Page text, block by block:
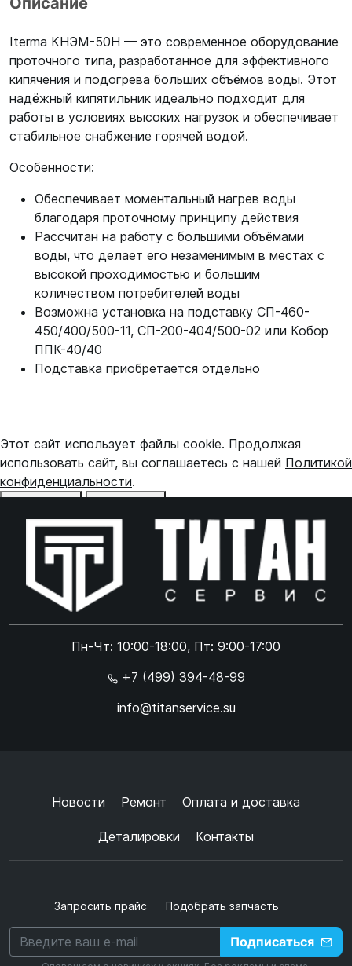
Iterma КНЭМ-50Н — это современное оборудование
проточного типа, разработанное для эффективного
кипячения и подогрева больших объёмов воды. Этот
надёжный кипятильник идеально подходит для
работы в условиях высоких нагрузок и обеспечивает
стабильное снабжение горячей водой.
Особенности:
Обеспечивает моментальный нагрев воды
благодаря проточному принципу действия
Рассчитан на работу с большими объёмами
воды, что делает его незаменимым в местах с
высокой проходимостью и большим
количеством потребителей воды
Возможна установка на подставку СП-460-
450/400/500-11, СП-200-404/500-02 или Кобор
ППК-40/40
Подставка приобретается отдельно
Пн-Чт: 10:00-18:00, Пт: 9:00-17:00
+7 (499) 394-48-99
info@titanservice.su
Новости Ремонт Оплата и доставка
Деталировки Контакты
Запросить прайс Подобрать запчасть
Подписаться
Этот сайт использует файлы cookie. Продолжая
использовать сайт, вы соглашаетесь с нашей Политикой
конфиденциальности.
Online чат
Online чат